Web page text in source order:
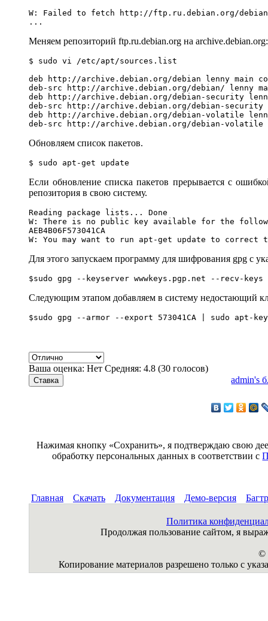
W: Failed to fetch http://ftp.ru.debian.org/debian/
...
Меняем репозиторий ftp.ru.debian.org на archive.debian.org:
$ sudo vi /etc/apt/sources.list
deb http://archive.debian.org/debian lenny main
deb-src http://archive.debian.org/debian/ lenny
deb http://archive.debian.org/debian-security
deb-src http://archive.debian.org/debian-security
deb http://archive.debian.org/debian-volatile
deb-src http://archive.debian.org/debian-
Обновляем список пакетов.
$ sudo apt-get update
Если обновление списка пакетов прерывается с
репозитория в свою систему.
Reading package lists... Done
W: There is no public key available for the
AEB4B06F573041CA
W: You may want to run apt-get update to correct
Для этого запускаем программу для шифрования gpg с
$sudo gpg --keyserver wwwkeys.pgp.net --recv-keys
Следующим этапом добавляем в систему недостающий
Ваша оценка: Нет Средняя: 4.8 (30 голосов)
admin's
Нажимая кнопку «Сохранить», я подтверждаю свою
обработку персональных данных в соответствии с
Главная Скачать Документация Демо-версия
Политика
Продолжая пользование сайтом, я
©
Копирование материалов разрешено только с